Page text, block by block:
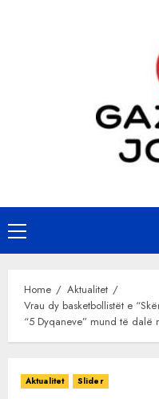
Primary
Menu
Home
Aktualitet
Vrau dy basketbollistët e
“5 Dyqaneve” mund të dalë
Aktualitet Slider